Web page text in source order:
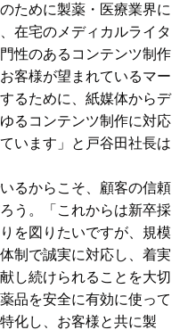
ために製薬・医療業界に
在宅のメディカルライタ
性のあるコンテンツ制作
客様が望まれているマー
るために、紙媒体からデ
るコンテンツ制作に対応
います」と戸谷田社長は
るからこそ、顧客の信頼
う。「これからは新卒採
を図りたいですが、規模
制で誠実に対応し、着実
し続けられることを大切
品を安全に有効に使って
化し、お客様と共に製